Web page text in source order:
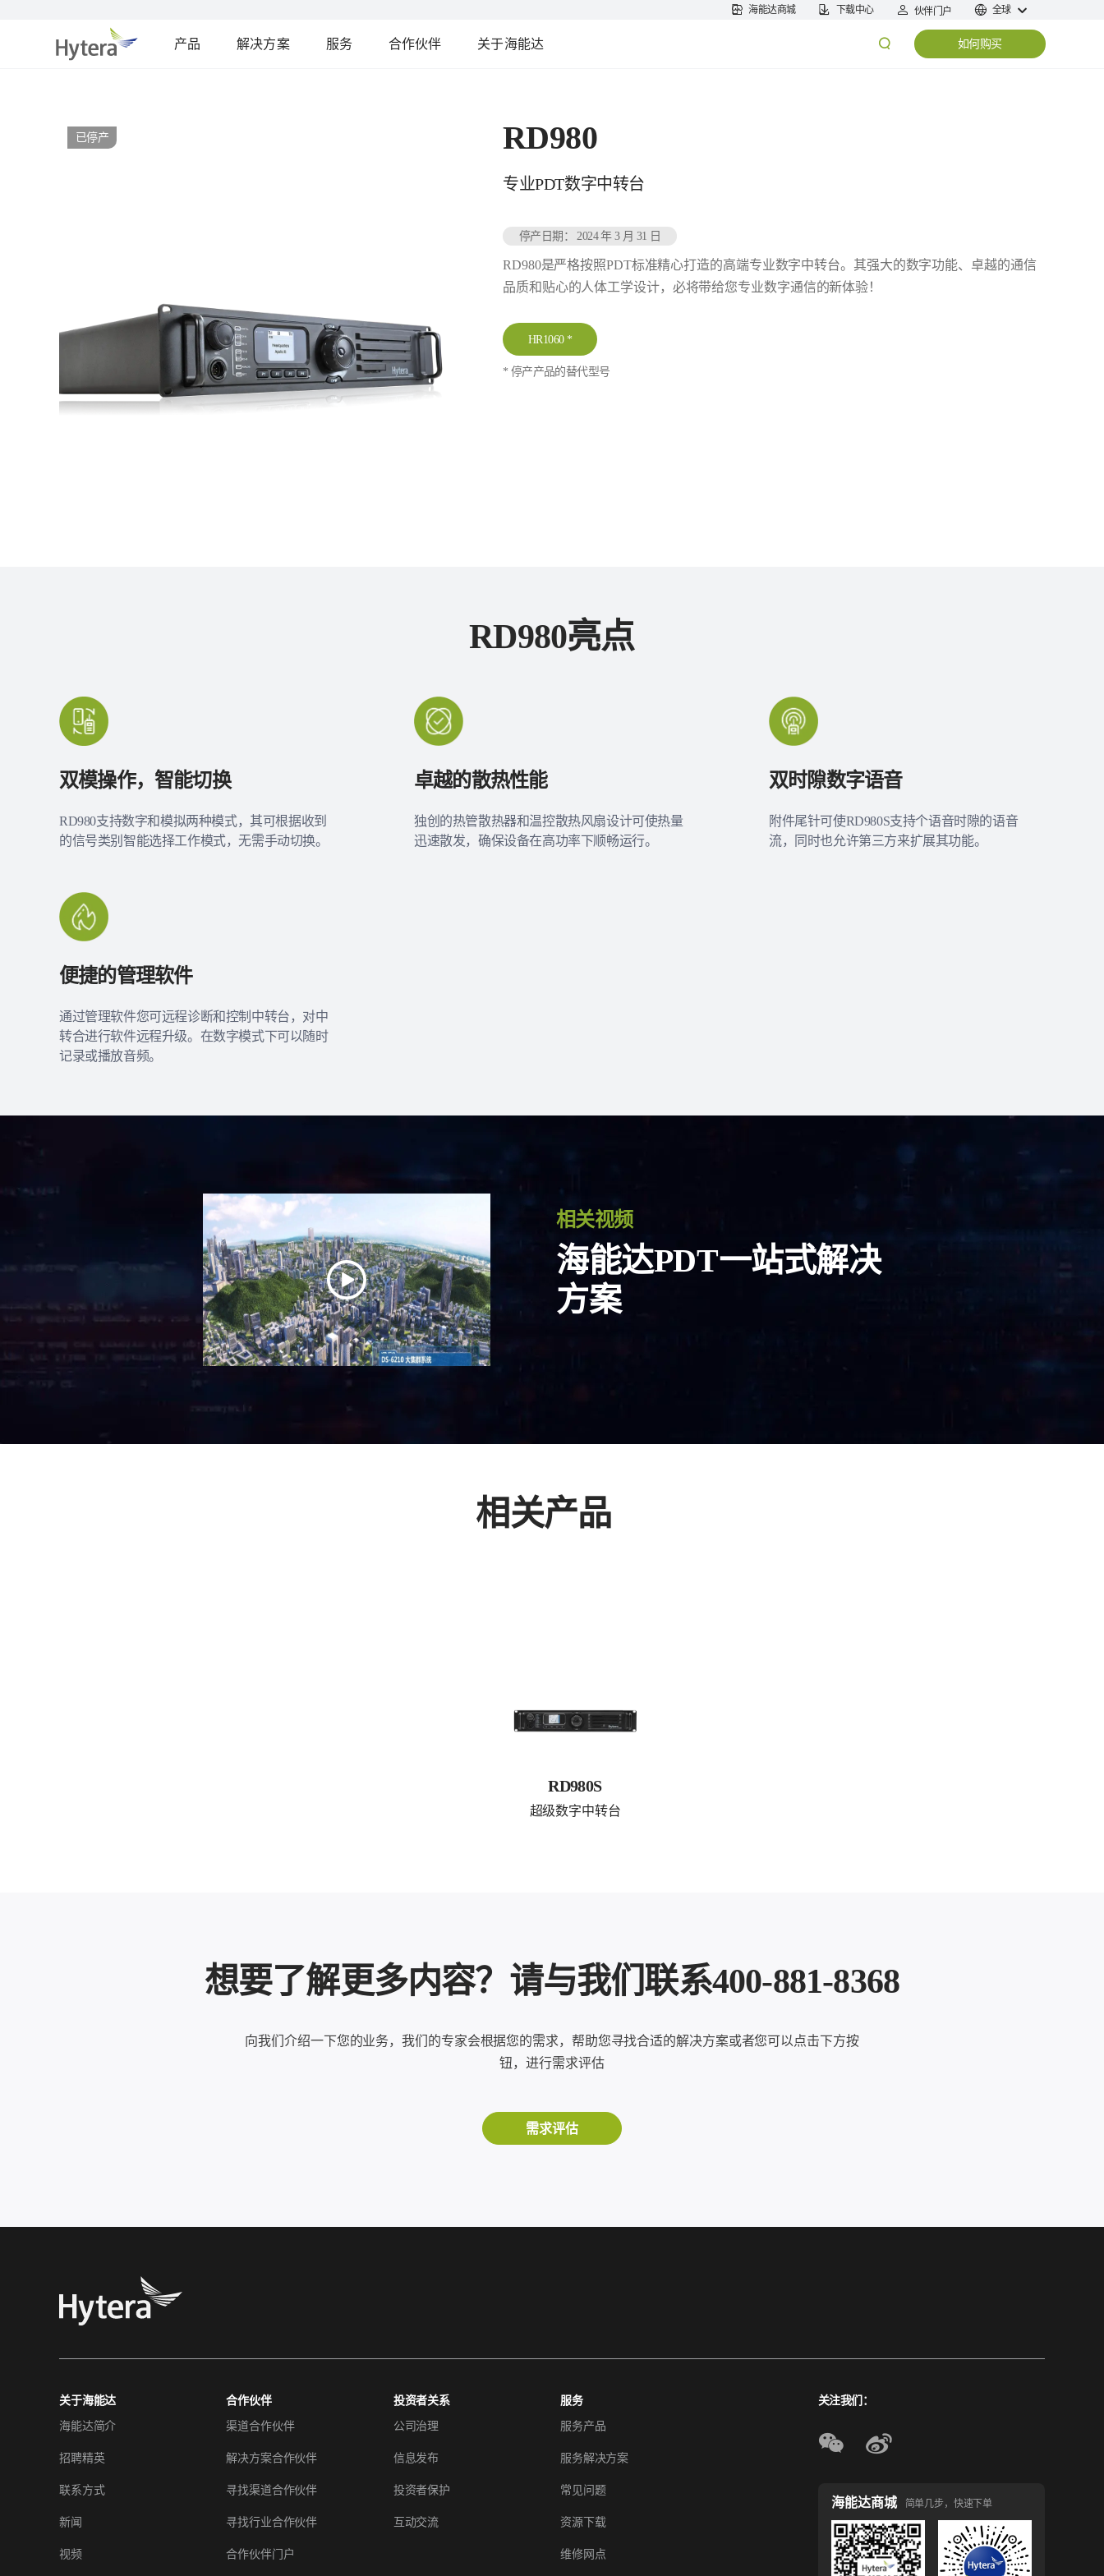
海能达商城 下载中心 伙伴门户 全球
产品 解决方案 服务 合作伙伴 关于海能达 如何购买
已停产 RD980
专业PDT数字中转台
停产日期： 2024 年 3 月 31 日
RD980是严格按照PDT标准精心打造的高端专业数字中转台。其强大的数字功能、卓越的通信
品质和贴心的人体工学设计，必将带给您专业数字通信的新体验！
HR1060*
* 停产产品的替代型号
RD980亮点
双模操作，智能切换
RD980支持数字和模拟两种模式，其可根据收到
的信号类别智能选择工作模式，无需手动切换。
卓越的散热性能
独创的热管散热器和温控散热风扇设计可使热量
迅速散发，确保设备在高功率下顺畅运行。
双时隙数字语音
附件尾针可使RD980S支持个语音时隙的语音
流，同时也允许第三方来扩展其功能。
便捷的管理软件
通过管理软件您可远程诊断和控制中转台，对中
转合进行软件远程升级。在数字模式下可以随时
记录或播放音频。
相关视频
海能达PDT一站式解决
方案
相关产品
RD980S
超级数字中转台
想要了解更多内容？请与我们联系400-881-8368
向我们介绍一下您的业务，我们的专家会根据您的需求，帮助您寻找合适的解决方案或者您可以点击下方按
钮，进行需求评估
需求评估
关于海能达
海能达简介
招聘精英
联系方式
新闻
视频
合作伙伴
渠道合作伙伴
解决方案合作伙伴
寻找渠道合作伙伴
寻找行业合作伙伴
合作伙伴门户
投资者关系
公司治理
信息发布
投资者保护
互动交流
服务
服务产品
服务解决方案
常见问题
资源下载
维修网点
关注我们：
海能达商城 简单几步，快速下单